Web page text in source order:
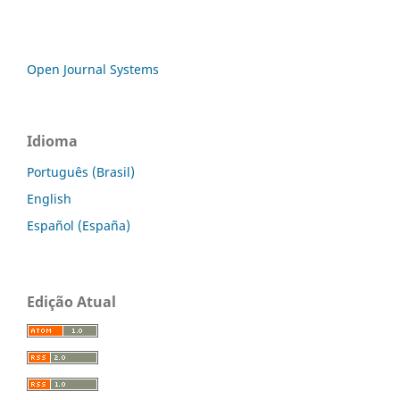
Open Journal Systems
Idioma
Português (Brasil)
English
Español (España)
Edição Atual